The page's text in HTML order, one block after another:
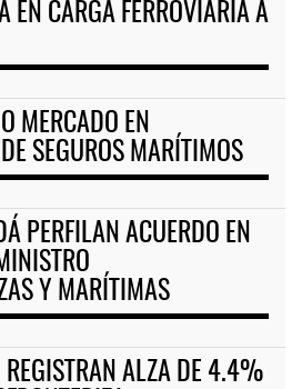
EN CARGA FERROVIARIA A
MERCADO EN
DE SEGUROS MARÍTIMOS
PERFILAN ACUERDO EN
Y MARÍTIMAS
REGISTRAN ALZA DE 4.4%